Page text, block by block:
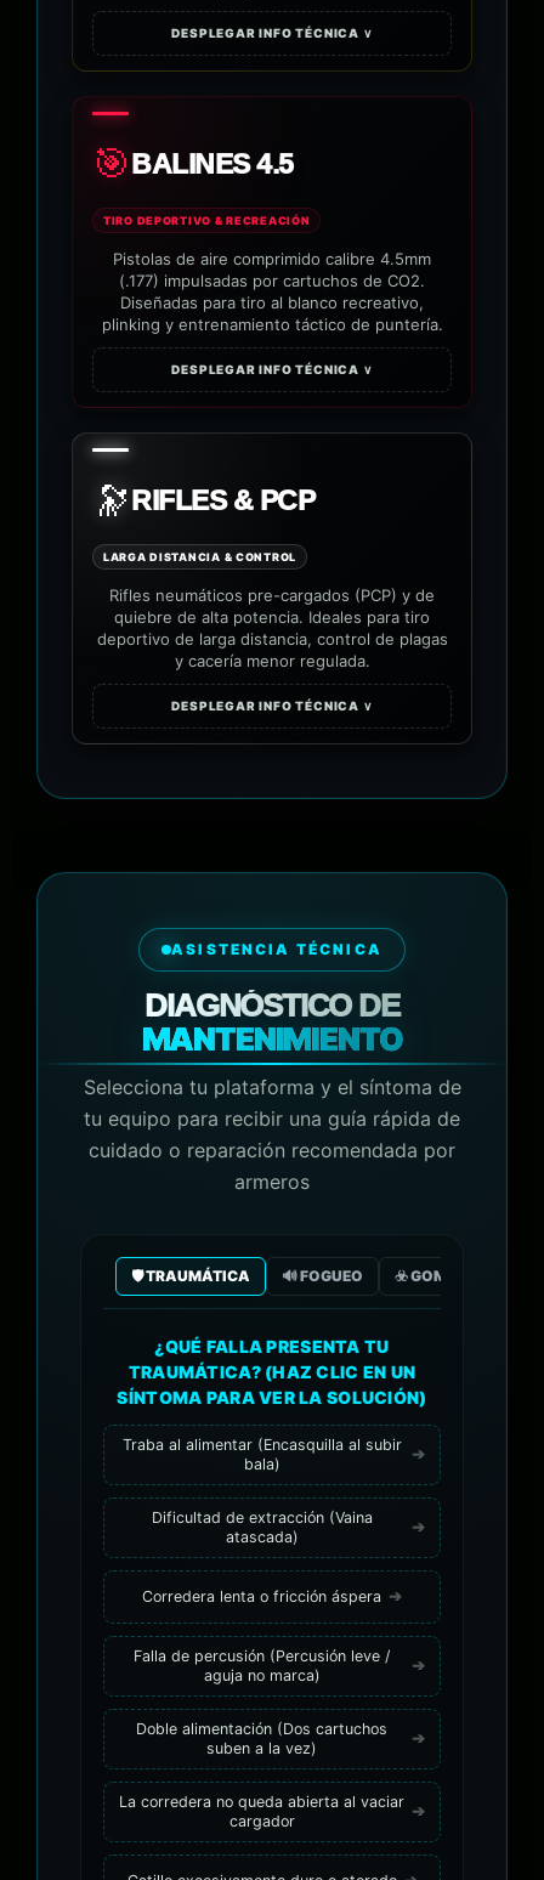
DESPLEGAR INFO TÉCNICA ∨
🎯BALINES 4.5
TIRO DEPORTIVO & RECREACIÓN
Pistolas de aire comprimido calibre 4.5mm
(.177) impulsadas por cartuchos de CO2.
Diseñadas para tiro al blanco recreativo,
plinking y entrenamiento táctico de puntería.
DESPLEGAR INFO TÉCNICA ∨
🔭RIFLES & PCP
LARGA DISTANCIA & CONTROL
Rifles neumáticos pre-cargados (PCP) y de
quiebre de alta potencia. Ideales para tiro
deportivo de larga distancia, control de plagas
y cacería menor regulada.
DESPLEGAR INFO TÉCNICA ∨
ASISTENCIA TÉCNICA
DIAGNÓSTICO DE
MANTENIMIENTO
Selecciona tu plataforma y el síntoma de
tu equipo para recibir una guía rápida de
cuidado o reparación recomendada por
armeros
🛡️ TRAUMÁTICA 🔊 FOGUEO ☣️ GOMA/GAS CO2
¿QUÉ FALLA PRESENTA TU
TRAUMÁTICA? (HAZ CLIC EN UN
SÍNTOMA PARA VER LA SOLUCIÓN)
Traba al alimentar (Encasquilla al subir
bala)
Dificultad de extracción (Vaina
atascada)
Corredera lenta o fricción áspera
Falla de percusión (Percusión leve /
aguja no marca)
Doble alimentación (Dos cartuchos
suben a la vez)
La corredera no queda abierta al vaciar
cargador